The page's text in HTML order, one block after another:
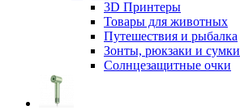
3D Принтеры
Товары для животных
Путешествия и рыбалка
Зонты, рюкзаки и сумки
Солнцезащитные очки